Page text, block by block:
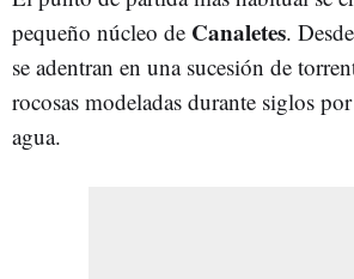
pequeño núcleo de Canaletes.
se adentran en una sucesión de
rocosas modeladas durante siglos
agua.